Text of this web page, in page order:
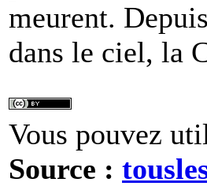
meurent.
dans le ciel, la
Vous pouvez
Source :